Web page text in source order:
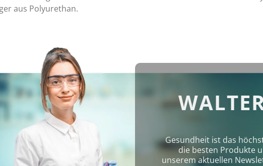
aus Polyurethan.
Gesundheit ist das
die besten Produkte
unserem aktuellen